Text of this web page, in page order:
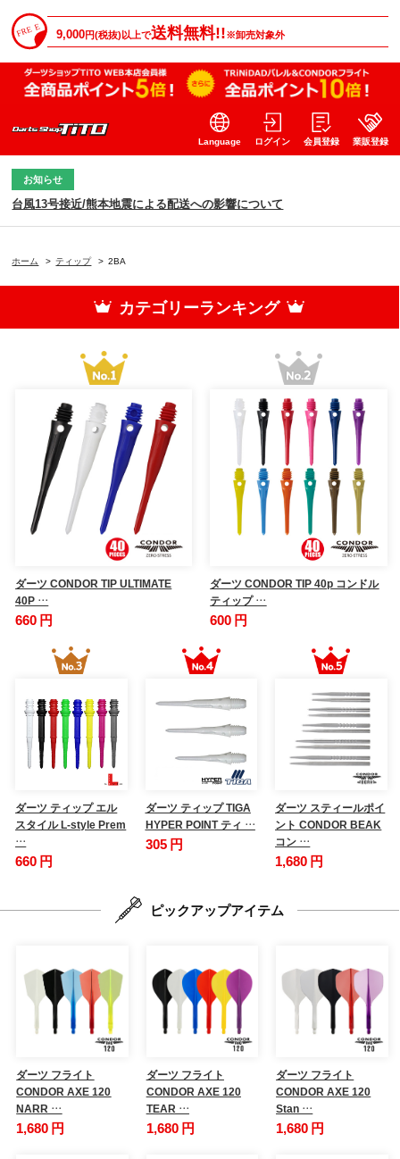
9,000円(税抜)以上で送料無料!!※卸売対象外
Language ログイン 会員登録 業販登録
お知らせ
台風13号接近/熊本地震による配送への影響について
ホーム > ティップ > 2BA
カテゴリーランキング
ダーツ CONDOR TIP ULTIMATE
40P …
660 円
ダーツ CONDOR TIP 40p コンドル
ティップ …
600 円
ダーツ ティップ エル
スタイル L-style Prem
…
660 円
ダーツ ティップ TIGA
HYPER POINT ティ …
305 円
ダーツ スティールポイ
ント CONDOR BEAK
コン …
1,680 円
ピックアップアイテム
ダーツ フライト
CONDOR AXE 120
NARR …
1,680 円
ダーツ フライト
CONDOR AXE 120
TEAR …
1,680 円
ダーツ フライト
CONDOR AXE 120
Stan …
1,680 円